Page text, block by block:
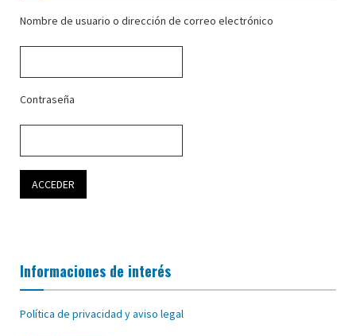
Nombre de usuario o dirección de correo electrónico
Contraseña
Informaciones de interés
Política de privacidad y aviso legal